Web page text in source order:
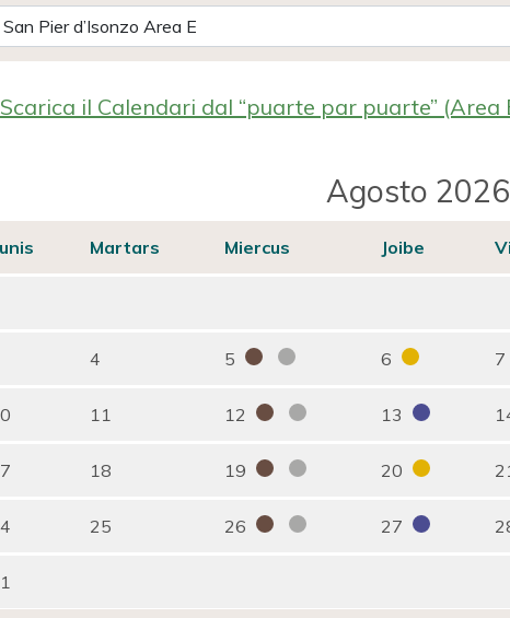
Scarica il Calendari dal “puarte par puarte” (Area
Agosto 2026
Martars Miercus Joibe
4 5 6 7
11 12 13
18 19 20
25 26 27